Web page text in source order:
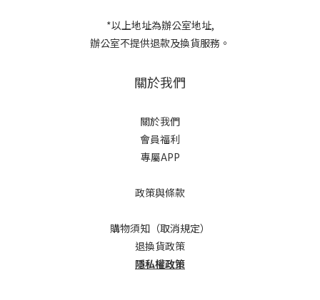
*以上地址為辦公室地址,
辦公室不提供退款及換貨服務。
關於我們
關於我們
會員福利
專屬APP
政策與條款
購物須知（取消規定）
退換貨政策
隱私權政策